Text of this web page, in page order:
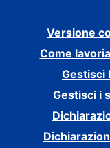
Versione
Come
Gestisci
Gestisci i